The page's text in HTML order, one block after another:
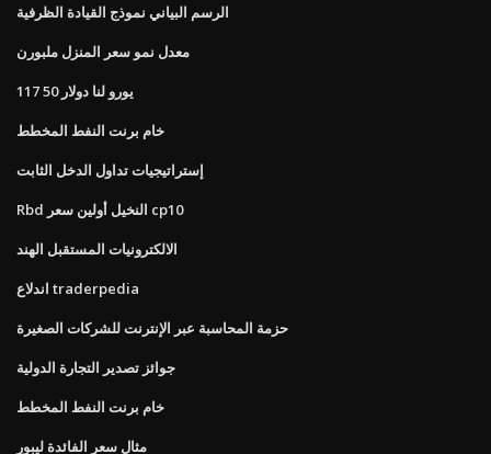
الرسم البياني نموذج القيادة الظرفية
معدل نمو سعر المنزل ملبورن
117 50 يورو لنا دولار
خام برنت النفط المخطط
إستراتيجيات تداول الدخل الثابت
Rbd النخيل أولين سعر cp10
الالكترونيات المستقبل الهند
اندلاع traderpedia
حزمة المحاسبة عبر الإنترنت للشركات الصغيرة
جوائز تصدير التجارة الدولية
خام برنت النفط المخطط
مثال سعر الفائدة ليبور